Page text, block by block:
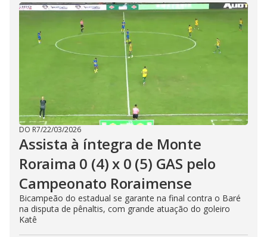
DO R7/22/03/2026
Assista à íntegra de Monte
Roraima 0 (4) x 0 (5) GAS pelo
Campeonato Roraimense
Bicampeão do estadual se garante na final contra o Baré
na disputa de pênaltis, com grande atuação do goleiro
Katê